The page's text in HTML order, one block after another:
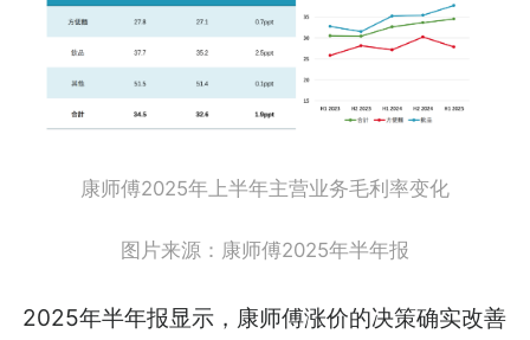
康师傅2025年上半年主营业务毛利率变化
图片来源：康师傅2025年半年报
2025年半年报显示，康师傅涨价的决策确实改善